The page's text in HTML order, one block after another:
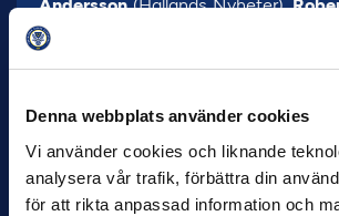
Denna webbplats använder cookies
Vi använder cookies och liknande
analysera vår trafik, förbättra din
för att rikta anpassad information och
Andersson(Hallands Nyheter),
Laul
Jonsson
Narvelid(Karlskoga Tidning),Marcus
Sthlm),Svante Samuelsson(SEF),
Tjernström (Unibet)